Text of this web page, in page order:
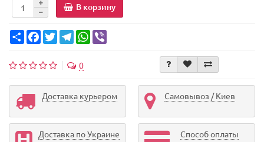
В корзину
Share FacebookTwitterTelegramWhatsApp
0
Доставка курьером Самовывоз / Киев
Доставка по Украине Способ оплаты